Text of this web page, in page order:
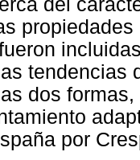
tendencias
dos
por